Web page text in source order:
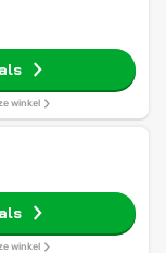
winkel
winkel